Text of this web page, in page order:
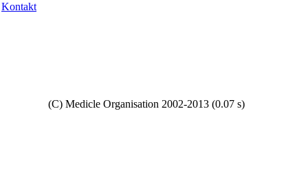
Kontakt
(C) Medicle Organisation 2002-2013 (0.07 s)